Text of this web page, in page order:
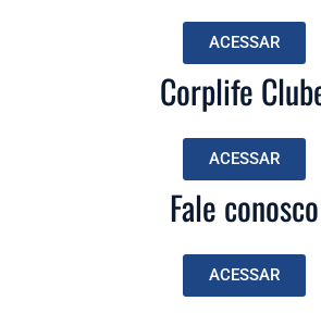
ACESSAR
Corplife
ACESSAR
Fale conosco
ACESSAR